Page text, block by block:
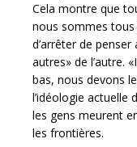
Cela montre que
nous sommes
d’arrêter de
autres» de l’autre.
bas, nous devons
l’idéologie
les gens meurent
les frontières.